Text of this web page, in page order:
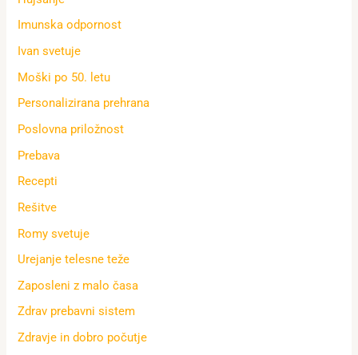
Imunska odpornost
Ivan svetuje
Moški po 50. letu
Personalizirana prehrana
Poslovna priložnost
Prebava
Recepti
Rešitve
Romy svetuje
Urejanje telesne teže
Zaposleni z malo časa
Zdrav prebavni sistem
Zdravje in dobro počutje